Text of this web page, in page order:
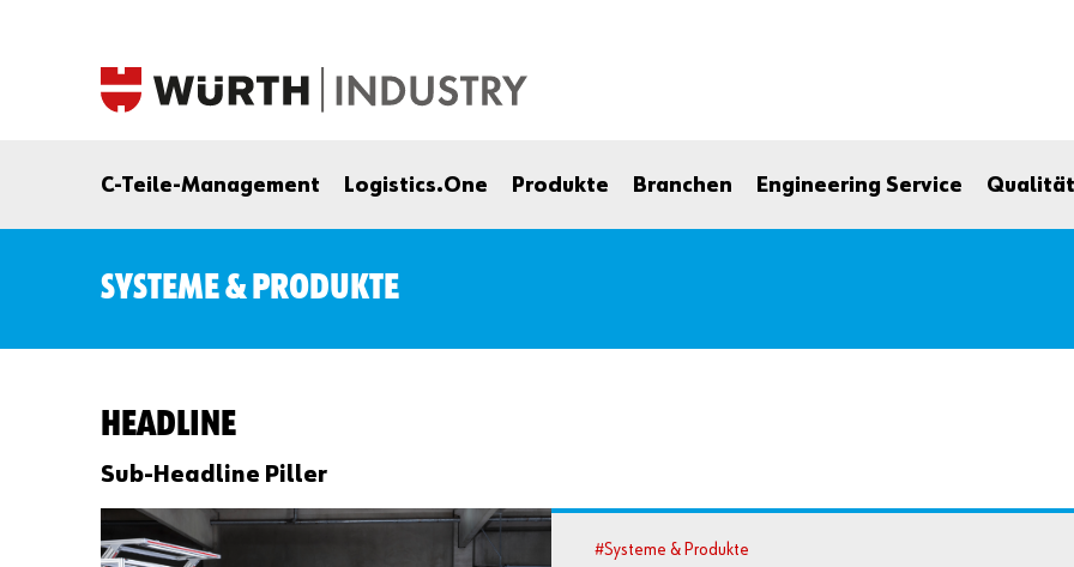
C-Teile-Management Logistics.One Produkte Branchen Engineering Service Qualität
SYSTEME & PRODUKTE
HEADLINE
Sub-Headline Piller
#Systeme & Produkte